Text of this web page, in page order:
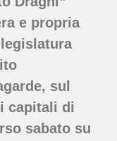
e propria
sul
capitali di
sabato su